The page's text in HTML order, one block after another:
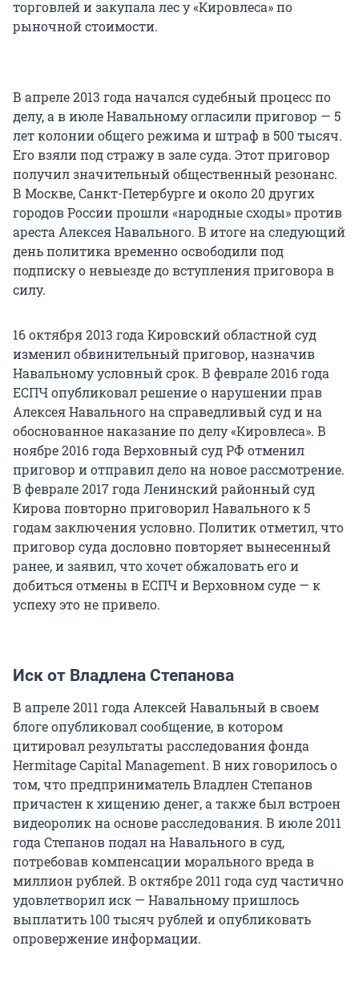
торговлей и закупала лес у «Кировлеса» по
рыночной стоимости.
В апреле 2013 года начался судебный процесс по
делу, а в июле Навальному огласили приговор — 5
лет колонии общего режима и штраф в 500 тысяч.
Его взяли под стражу в зале суда. Этот приговор
получил значительный общественный резонанс.
В Москве, Санкт-Петербурге и около 20 других
городов России прошли «народные сходы» против
ареста Алексея Навального. В итоге на следующий
день политика временно освободили под
подписку о невыезде до вступления приговора в
силу.
16 октября 2013 года Кировский областной суд
изменил обвинительный приговор, назначив
Навальному условный срок. В феврале 2016 года
ЕСПЧ опубликовал решение о нарушении прав
Алексея Навального на справедливый суд и на
обоснованное наказание по делу «Кировлеса». В
ноябре 2016 года Верховный суд РФ отменил
приговор и отправил дело на новое рассмотрение.
В феврале 2017 года Ленинский районный суд
Кирова повторно приговорил Навального к 5
годам заключения условно. Политик отметил, что
приговор суда дословно повторяет вынесенный
ранее, и заявил, что хочет обжаловать его и
добиться отмены в ЕСПЧ и Верховном суде — к
успеху это не привело.
Иск от Владлена Степанова
В апреле 2011 года Алексей Навальный в своем
блоге опубликовал сообщение, в котором
цитировал результаты расследования фонда
Hermitage Capital Management. В них говорилось о
том, что предприниматель Владлен Степанов
причастен к хищению денег, а также был встроен
видеоролик на основе расследования. В июле 2011
года Степанов подал на Навального в суд,
потребовав компенсации морального вреда в
миллион рублей. В октябре 2011 года суд частично
удовлетворил иск — Навальному пришлось
выплатить 100 тысяч рублей и опубликовать
опровержение информации.